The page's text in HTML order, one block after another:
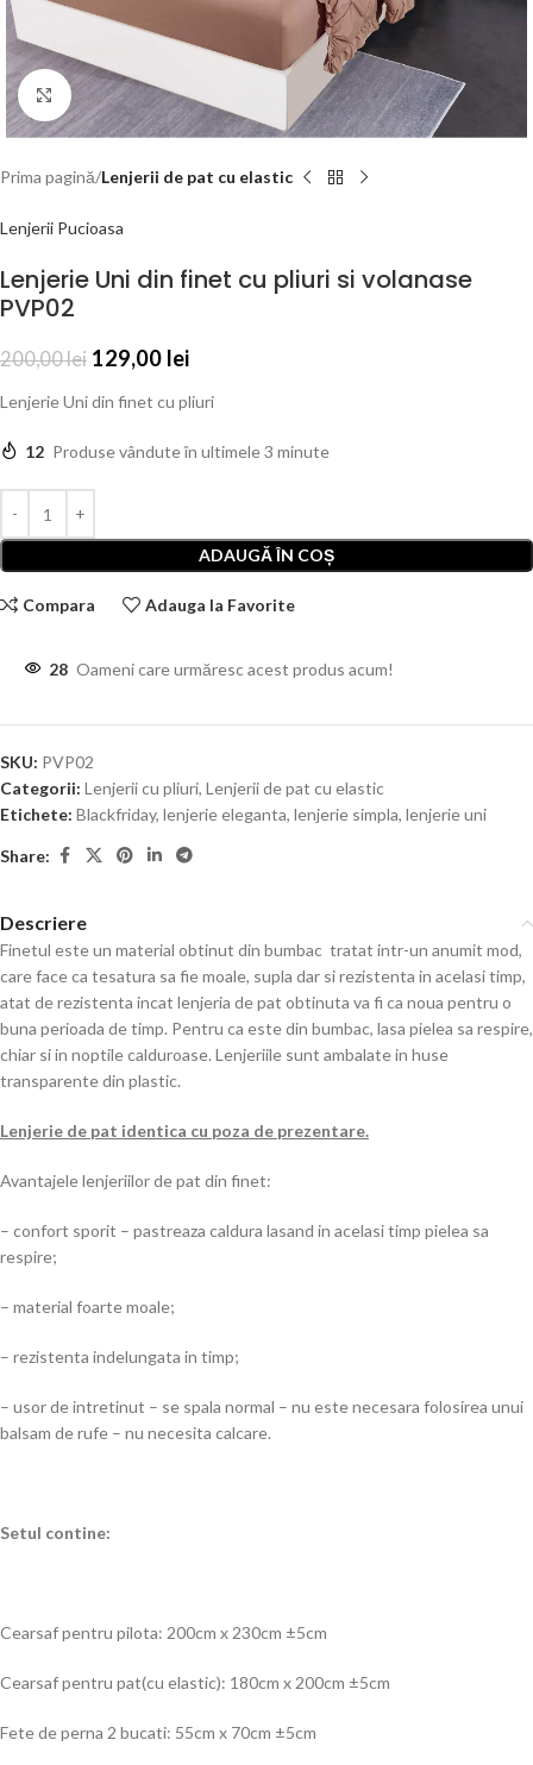
Click to enlarge
Prima pagină Lenjerii de pat cu elastic
Lenjerii Pucioasa
Lenjerie Uni din finet cu pliuri si volanase
PVP02
200,00lei 129,00 lei
Lenjerie Uni din finet cu pliuri
12 Produse vândute în ultimele 3 minute
ADAUGĂ ÎN COȘ
Compara Adauga la Favorite
28 Oameni care urmăresc acest produs acum!
SKU: PVP02
Categorii: Lenjerii cu pliuri, Lenjerii de pat cu elastic
Etichete: Blackfriday, lenjerie eleganta, lenjerie simpla, lenjerie uni
Share:
Descriere
Finetul este un material obtinut din bumbac tratat intr-un anumit mod,
care face ca tesatura sa fie moale, supla dar si rezistenta in acelasi timp,
atat de rezistenta incat lenjeria de pat obtinuta va fi ca noua pentru o
buna perioada de timp. Pentru ca este din bumbac, lasa pielea sa respire,
chiar si in noptile calduroase. Lenjeriile sunt ambalate in huse
transparente din plastic.
Lenjerie de pat identica cu poza de prezentare.
Avantajele lenjeriilor de pat din finet:
– confort sporit – pastreaza caldura lasand in acelasi timp pielea sa
respire;
– material foarte moale;
– rezistenta indelungata in timp;
– usor de intretinut – se spala normal – nu este necesara folosirea unui
balsam de rufe – nu necesita calcare.
Setul contine:
Cearsaf pentru pilota: 200cm x 230cm ±5cm
Cearsaf pentru pat(cu elastic): 180cm x 200cm ±5cm
Fete de perna 2 bucati: 55cm x 70cm ±5cm